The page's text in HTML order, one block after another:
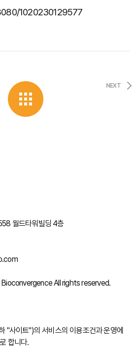
1020230129577
NEXT
월드타워빌딩 4층
All rights reserved.
"사이트")의 서비스의 이용조건과 운영에
합니다.